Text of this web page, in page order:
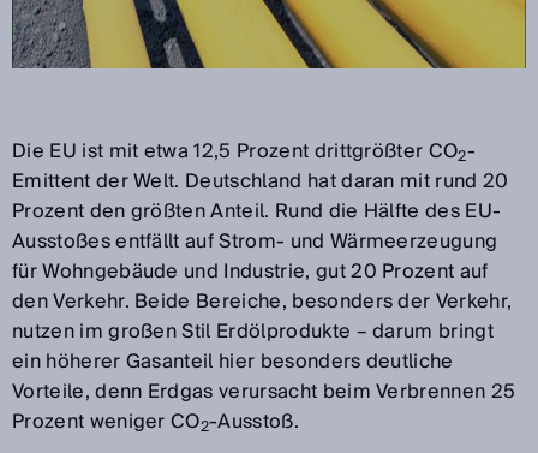
Die EU ist mit etwa 12,5 Prozent drittgrößter CO2-
Emittent der Welt. Deutschland hat daran mit rund 20
Prozent den größten Anteil. Rund die Hälfte des EU-
Ausstoßes entfällt auf Strom- und Wärmeerzeugung
für Wohngebäude und Industrie, gut 20 Prozent auf
den Verkehr. Beide Bereiche, besonders der Verkehr,
nutzen im großen Stil Erdölprodukte – darum bringt
ein höherer Gasanteil hier besonders deutliche
Vorteile, denn Erdgas verursacht beim Verbrennen 25
Prozent weniger CO2-Ausstoß.